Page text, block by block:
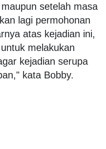
setelah masa
lagi permohonan
atas kejadian ini,
melakukan
kejadian serupa
kata Bobby.